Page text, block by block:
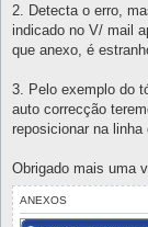
2. Detecta o erro,
indicado no V/ mail
que anexo, é
3. Pelo exemplo do
auto correcção
reposicionar na
Obrigado mais uma
ANEXOS